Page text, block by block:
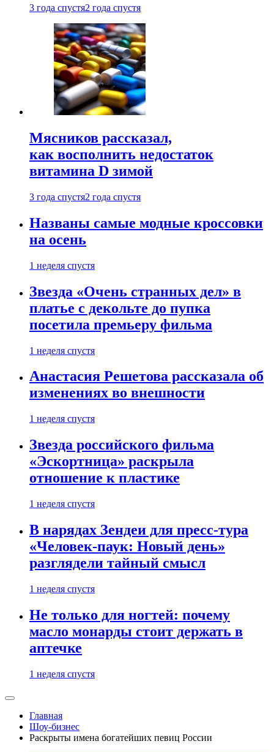
3 года спустя2 года спустя
Мясников рассказал,
как восполнить недостаток
витамина D зимой
3 года спустя2 года спустя
Названы самые модные кроссовки
на осень
1 неделя спустя
Звезда «Очень странных дел» в
платье с декольте до пупка
посетила премьеру фильма
1 неделя спустя
Анастасия Решетова рассказала об
изменениях во внешности
1 неделя спустя
Звезда российского фильма
«Эскортница» раскрыла
отношение к пластике
1 неделя спустя
В нарядах Зендеи для пресс-тура
«Человек-паук: Новый день»
разглядели тайный смысл
1 неделя спустя
Не только для ногтей: почему
масло монарды стоит держать в
аптечке
1 неделя спустя
Главная
Шоу-бизнес
Раскрыты имена богатейших певиц России